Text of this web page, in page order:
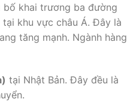
bố khai trương ba đường
khu vực châu Á. Đây là
tăng mạnh. Ngành hàng
tại Nhật Bản. Đây đều là